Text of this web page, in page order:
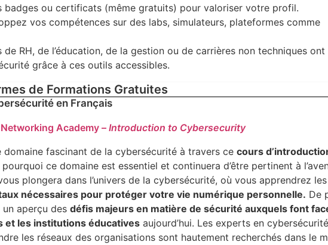
badges ou certificats (même gratuits) pour valoriser votre profil.
vos compétences sur des labs, simulateurs, plateformes comme
de RH, de l’éducation, de la gestion ou de carrières non techniques ont
grâce à ces outils accessibles.
de Formations Gratuites
en Français
Academy –Introduction to Cybersecurity
domaine fascinant de la cybersécurité à travers cecours
ce domaine est essentiel et continuera d’être pertinent à
plongera dans l’univers de la cybersécurité, où vous apprendrez les
nécessaires pour protéger votre vie numérique personnelle. De
un aperçu desdéfis majeurs en matière de sécurité auxquels font
et les institutions éducatives aujourd’hui. Les experts en
les réseaux des organisations sont hautement recherchés dans le